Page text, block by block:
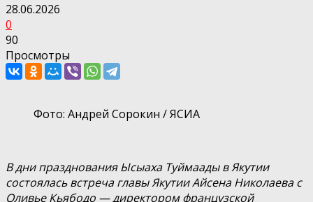
28.06.2026
0
90
Просмотры
Фото: Андрей Сорокин / ЯСИА
В дни празднования Ысыаха Туймаады в Якутии
состоялась встреча главы Якутии Айсена Николаева с
Оливье Кьябодо — директором французской